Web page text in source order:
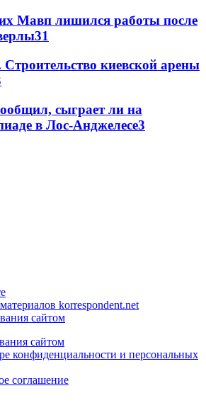
Мавп лишился работы после
31
Строительство киевской арены
сыграет ли на
в Лос-Анджелесе3
korrespondent.net
сайтом
сайтом
конфиденциальности и персональных
соглашение